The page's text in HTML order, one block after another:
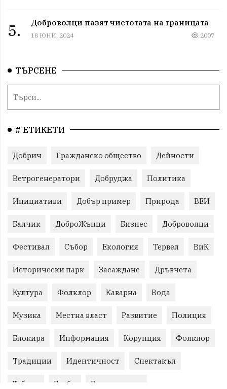
5. Доброволци пазят чистотата на границата
18 ЮНИ, 2024 2007
ТЪРСЕНЕ
# ЕТИКЕТИ
Добрич Гражданско общество Дейности
Ветрогенератори Добруджа Политика
Инициативи Добър пример Природа ВЕИ
Балчик ДоброЖънци Бизнес Доброволци
Фестивал Събор Екология Тервел ВиК
Исторически парк Засаждане Дръвчета
Култура Фолклор Каварна Вода
Музика Местна власт Развитие Полиция
Блокира Информация Корупция Фолклор
Традиции Идентичност Спектакъл
Табели Глоби Велотуризъм